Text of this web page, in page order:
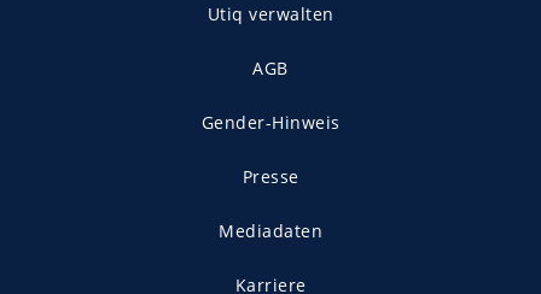
Utiq verwalten
AGB
Gender-Hinweis
Presse
Mediadaten
Karriere